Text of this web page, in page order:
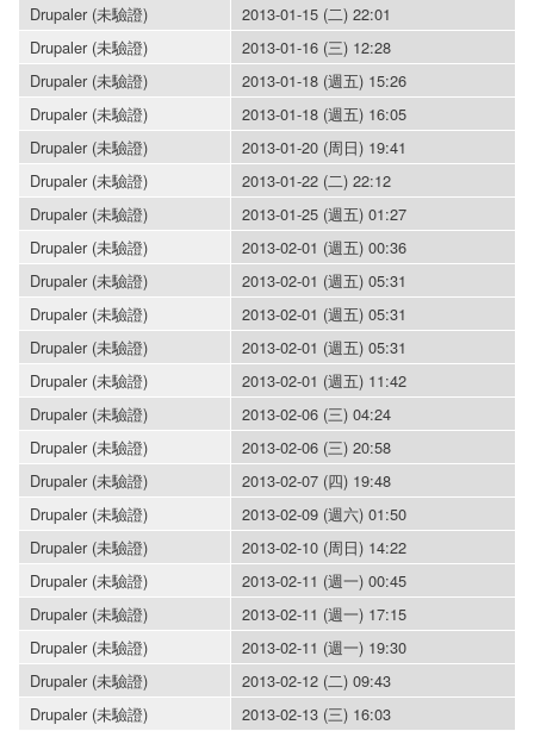
Drupaler (未驗證)
2013-01-15 (二) 22:01
Drupaler (未驗證)
2013-01-16 (三) 12:28
Drupaler (未驗證)
2013-01-18 (週五) 15:26
Drupaler (未驗證)
2013-01-18 (週五) 16:05
Drupaler (未驗證)
2013-01-20 (周日) 19:41
Drupaler (未驗證)
2013-01-22 (二) 22:12
Drupaler (未驗證)
2013-01-25 (週五) 01:27
Drupaler (未驗證)
2013-02-01 (週五) 00:36
Drupaler (未驗證)
2013-02-01 (週五) 05:31
Drupaler (未驗證)
2013-02-01 (週五) 05:31
Drupaler (未驗證)
2013-02-01 (週五) 05:31
Drupaler (未驗證)
2013-02-01 (週五) 11:42
Drupaler (未驗證)
2013-02-06 (三) 04:24
Drupaler (未驗證)
2013-02-06 (三) 20:58
Drupaler (未驗證)
2013-02-07 (四) 19:48
Drupaler (未驗證)
2013-02-09 (週六) 01:50
Drupaler (未驗證)
2013-02-10 (周日) 14:22
Drupaler (未驗證)
2013-02-11 (週一) 00:45
Drupaler (未驗證)
2013-02-11 (週一) 17:15
Drupaler (未驗證)
2013-02-11 (週一) 19:30
Drupaler (未驗證)
2013-02-12 (二) 09:43
Drupaler (未驗證)
2013-02-13 (三) 16:03